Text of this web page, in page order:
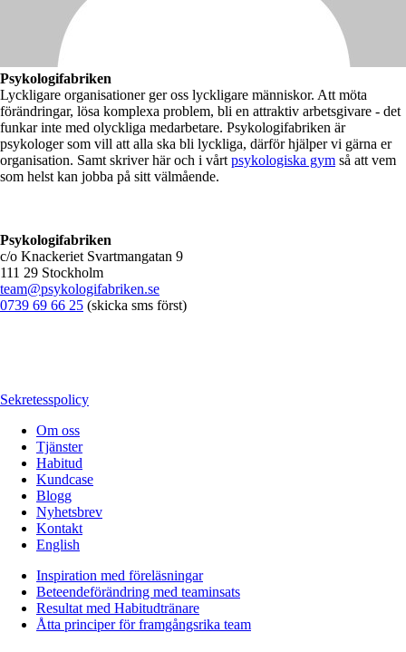
Psykologifabriken
Lyckligare organisationer ger oss lyckligare människor. Att möta
förändringar, lösa komplexa problem, bli en attraktiv arbetsgivare - det
funkar inte med olyckliga medarbetare. Psykologifabriken är
psykologer som vill att alla ska bli lyckliga, därför hjälper vi gärna er
organisation. Samt skriver här och i vårt psykologiska gym så att vem
som helst kan jobba på sitt välmående.
Psykologifabriken
c/o Knackeriet Svartmangatan 9
111 29 Stockholm
team@psykologifabriken.se
0739 69 66 25 (skicka sms först)
Sekretesspolicy
Om oss
Tjänster
Habitud
Kundcase
Blogg
Nyhetsbrev
Kontakt
English
Inspiration med föreläsningar
Beteendeförändring med teaminsats
Resultat med Habitudtränare
Åtta principer för framgångsrika team